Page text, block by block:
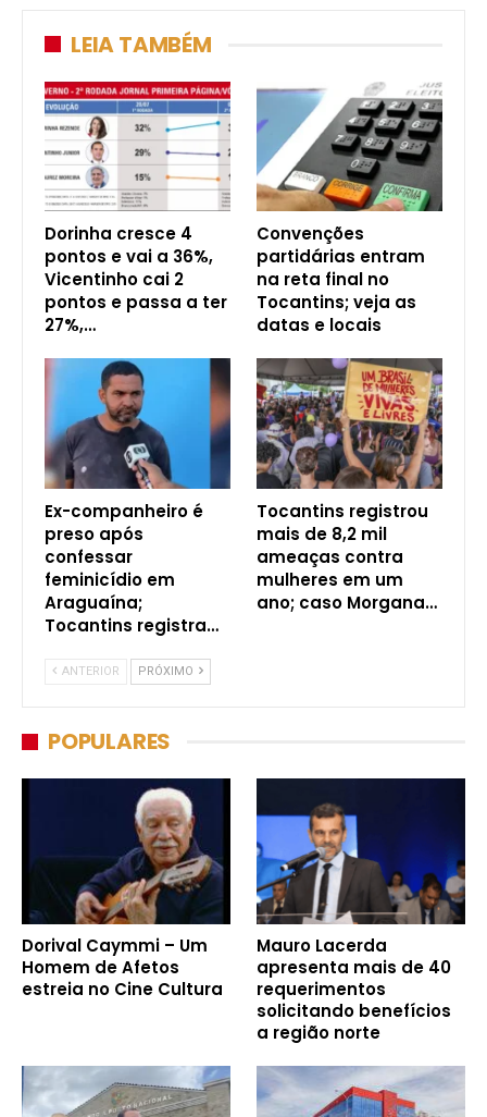
LEIA TAMBÉM
Dorinha cresce 4
pontos e vai a 36%,
Vicentinho cai 2
pontos e passa a ter
27%,…
Convenções
partidárias entram
na reta final no
Tocantins; veja as
datas e locais
Ex-companheiro é
preso após
confessar
feminicídio em
Araguaína;
Tocantins registra…
Tocantins registrou
mais de 8,2 mil
ameaças contra
mulheres em um
ano; caso Morgana…
ANTERIOR PRÓXIMO
POPULARES
Dorival Caymmi – Um
Homem de Afetos
estreia no Cine Cultura
Mauro Lacerda
apresenta mais de 40
requerimentos
solicitando benefícios
a região norte